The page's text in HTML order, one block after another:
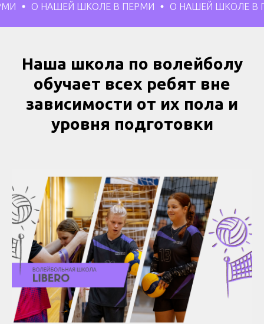
ШКОЛЕ В ПЕРМИ О НАШЕЙ ШКОЛЕ В ПЕРМИ
Наша школа по волейболу
обучает всех ребят вне
зависимости от их пола и
уровня подготовки